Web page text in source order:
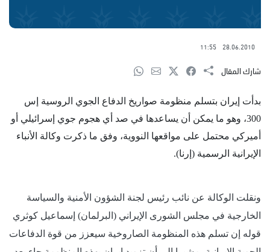
28.06.2010
11:55
شارك المقال
بدأت إيران بتسلم منظومة صواريخ الدفاع الجوي الروسية إس
300، وهو ما يمكن أن يساعدها في صد أي هجوم جوي إسرائيلي أو
أميركي محتمل على مواقعها النووية، وفق ما ذكرت وكالة الأنباء
الإيرانية الرسمية (إرنا).
ونقلت الوكالة عن نائب رئيس لجنة الشؤون الأمنية والسياسة
الخارجية في مجلس الشورى الإيراني (البرلمان) إسماعيل كوثري
قوله إن تسلم هذه المنظومة الصاروخية سيعزز من قوة الدفاعات